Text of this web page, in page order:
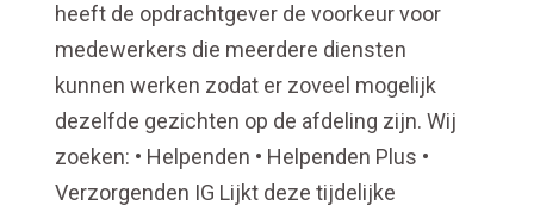
heeft de opdrachtgever de voorkeur voor
medewerkers die meerdere diensten
kunnen werken zodat er zoveel mogelijk
dezelfde gezichten op de afdeling zijn. Wij
zoeken: • Helpenden • Helpenden Plus •
Verzorgenden IG Lijkt deze tijdelijke